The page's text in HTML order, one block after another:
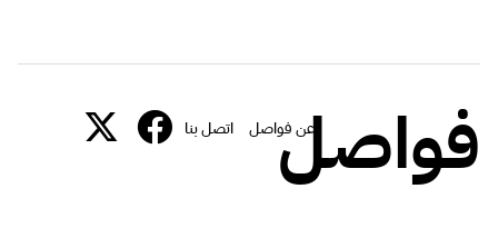
فواصل
عن فواصل اتصل بنا